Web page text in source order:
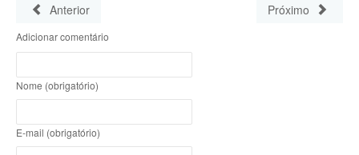
Anterior
Próximo
Adicionar comentário
Nome (obrigatório)
E-mail (obrigatório)